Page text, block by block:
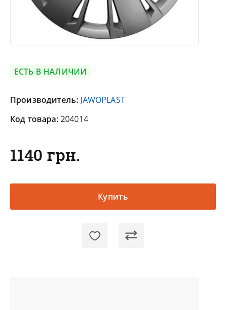
ЕСТЬ В НАЛИЧИИ
Производитель: JAWOPLAST
Код товара:204014
1140 грн.
Купить